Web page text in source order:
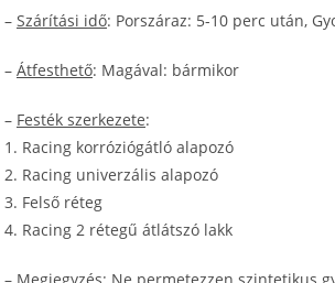
– Szárítási idő: Porszáraz: 5-10 perc után,
– Átfesthető: Magával: bármikor
– Festék szerkezete:
1. Racing korróziógátló alapozó
2. Racing univerzális alapozó
3. Felső réteg
4. Racing 2 rétegű átlátszó lakk